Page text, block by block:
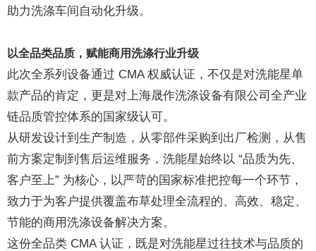
助力洗涤车间自动化升级。
以全品类品质，赋能商用洗涤行业升级
此次全系列设备通过 CMA 权威认证，不仅是对洗能星单
款产品的肯定，更是对上海晟作洗涤设备有限公司全产业
链品质管控体系的国家级认可。
从研发设计到生产制造，从零部件采购到出厂检测，从售
前方案定制到售后运维服务，洗能星始终以 “品质为先、
客户至上” 为核心，以严苛的国家标准把控每一个环节，
致力于为客户提供覆盖布草处理全流程的、高效、稳定、
节能的商用洗涤设备解决方案。
这份全品类 CMA 认证，既是对洗能星过往技术与品质的